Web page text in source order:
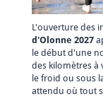
L'ouverture des
d'Olonne 2027
le début d'une
des kilomètres à
le froid ou sous
attendu où tout